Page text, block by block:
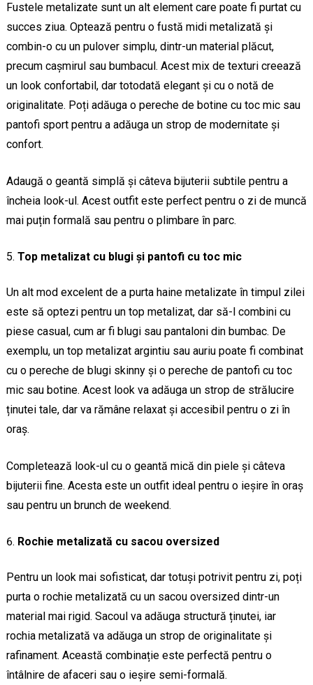
Fustele metalizate sunt un alt element care poate fi purtat cu
succes ziua. Optează pentru o fustă midi metalizată și
combin-o cu un pulover simplu, dintr-un material plăcut,
precum cașmirul sau bumbacul. Acest mix de texturi creează
un look confortabil, dar totodată elegant și cu o notă de
originalitate. Poți adăuga o pereche de botine cu toc mic sau
pantofi sport pentru a adăuga un strop de modernitate și
confort.
Adaugă o geantă simplă și câteva bijuterii subtile pentru a
încheia look-ul. Acest outfit este perfect pentru o zi de muncă
mai puțin formală sau pentru o plimbare în parc.
Top metalizat cu blugi și pantofi cu toc mic
Un alt mod excelent de a purta haine metalizate în timpul zilei
este să optezi pentru un top metalizat, dar să-l combini cu
piese casual, cum ar fi blugi sau pantaloni din bumbac. De
exemplu, un top metalizat argintiu sau auriu poate fi combinat
cu o pereche de blugi skinny și o pereche de pantofi cu toc
mic sau botine. Acest look va adăuga un strop de strălucire
ținutei tale, dar va rămâne relaxat și accesibil pentru o zi în
oraș.
Completează look-ul cu o geantă mică din piele și câteva
bijuterii fine. Acesta este un outfit ideal pentru o ieșire în oraș
sau pentru un brunch de weekend.
Rochie metalizată cu sacou oversized
Pentru un look mai sofisticat, dar totuși potrivit pentru zi, poți
purta o rochie metalizată cu un sacou oversized dintr-un
material mai rigid. Sacoul va adăuga structură ținutei, iar
rochia metalizată va adăuga un strop de originalitate și
rafinament. Această combinație este perfectă pentru o
întâlnire de afaceri sau o ieșire semi-formală.